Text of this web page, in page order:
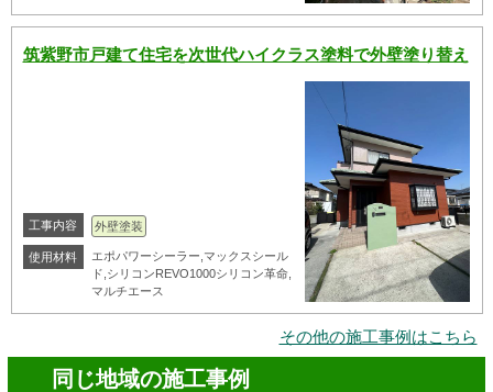
筑紫野市戸建て住宅を次世代ハイクラス塗料で外壁塗り替え
工事内容 外壁塗装
使用材料
エポパワーシーラー,マックスシール
ド,シリコンREVO1000シリコン革命,
マルチエース
その他の施工事例はこちら
同じ地域の施工事例